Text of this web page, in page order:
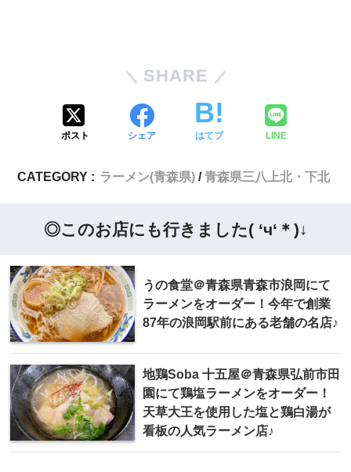
SHARE
ポスト シェア はてブ LINE
CATEGORY : ラーメン(青森県) 青森県三八上北・下北
◎このお店にも行きました( ‘ч‘＊)↓
うの食堂＠青森県青森市浪岡にて
ラーメンをオーダー！今年で創業
87年の浪岡駅前にある老舗の名店♪
地鶏Soba 十五屋＠青森県弘前市田
園にて鶏塩ラーメンをオーダー！
天草大王を使用した塩と鶏白湯が
看板の人気ラーメン店♪